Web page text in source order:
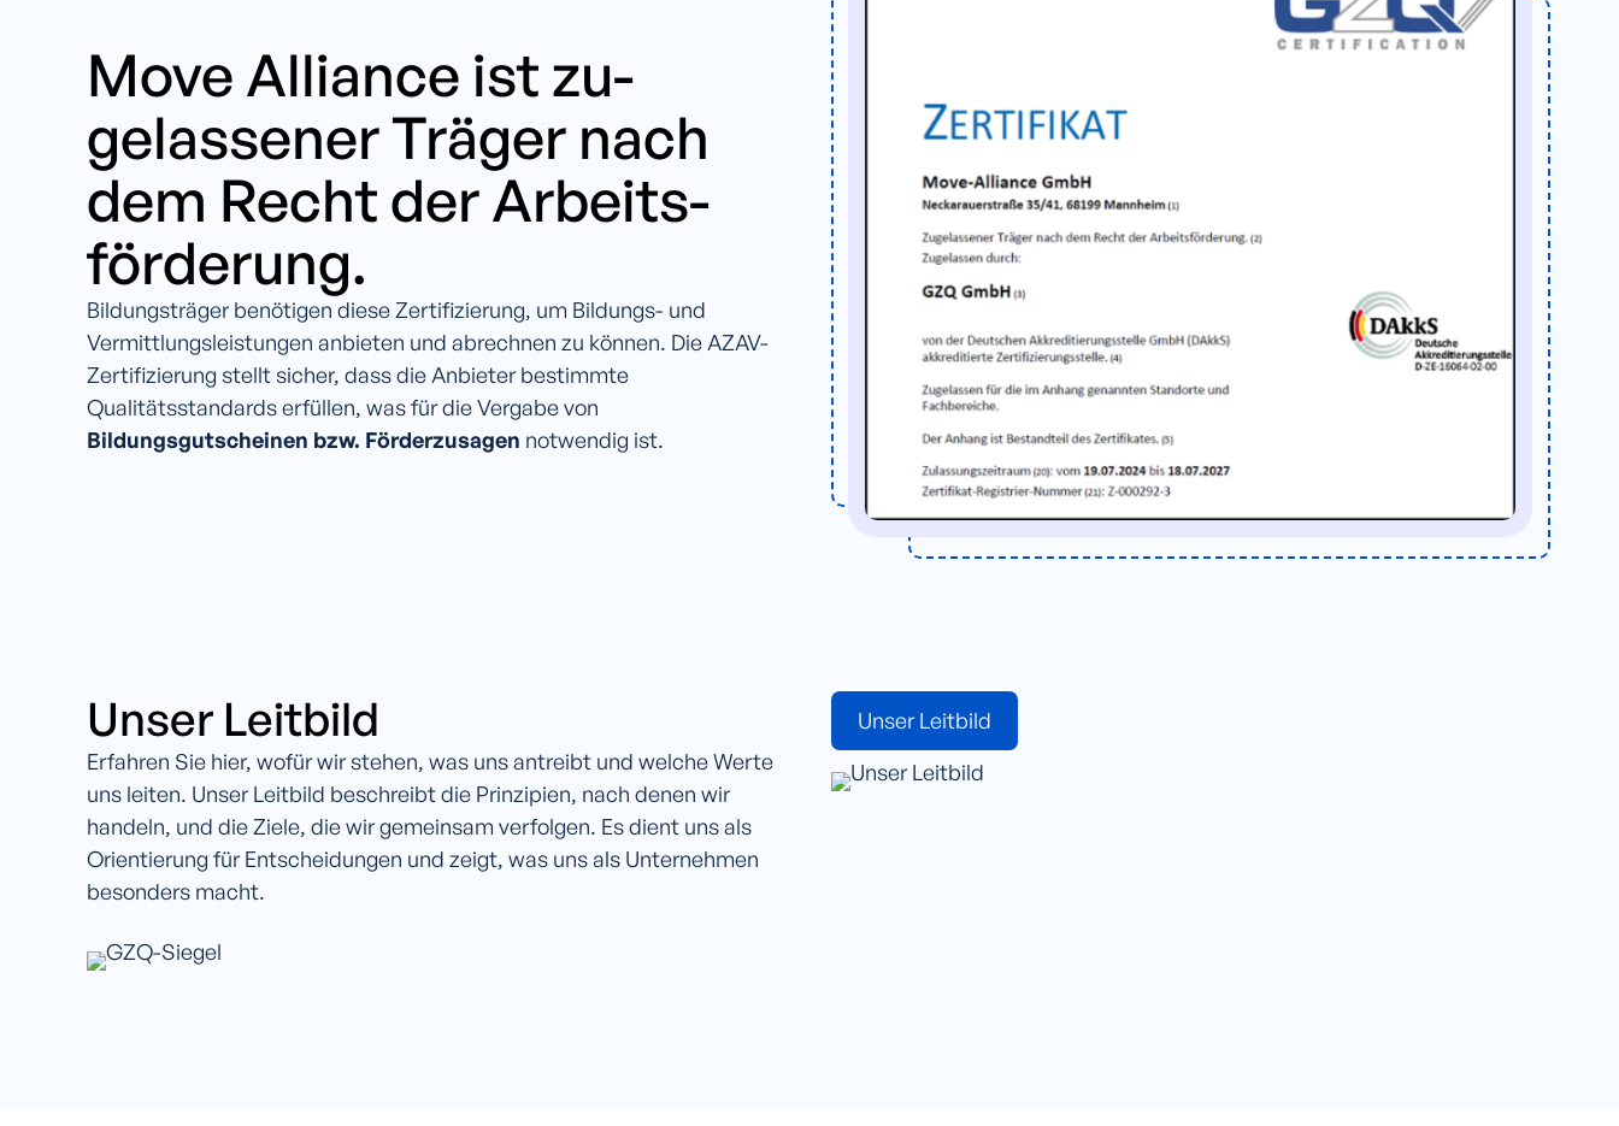
Move Alliance ist zu-
gelassener Träger nach
dem Recht der Arbeits-
förderung.
Bildungsträger benötigen diese Zertifizierung, um Bildungs- und
Vermittlungsleistungen anbieten und abrechnen zu können. Die AZAV-
Zertifizierung stellt sicher, dass die Anbieter bestimmte
Qualitätsstandards erfüllen, was für die Vergabe von
Bildungsgutscheinen bzw. Förderzusagen notwendig ist.
Unser Leitbild
Erfahren Sie hier, wofür wir stehen, was uns antreibt und welche Werte
uns leiten. Unser Leitbild beschreibt die Prinzipien, nach denen wir
handeln, und die Ziele, die wir gemeinsam verfolgen. Es dient uns als
Orientierung für Entscheidungen und zeigt, was uns als Unternehmen
besonders macht.
Unser Leitbild